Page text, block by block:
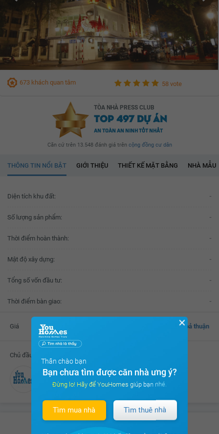
673 khách quan tâm 58 vote
TÒA NHÀ PRESS CLUB
TOP 497 DỰ ÁN
AN TOÀN AN NINH TỐT NHẤT
Căn cứ trên 13.548 đánh giá trên cộng đồng cư dân
THÔNG TIN NỔI BẬT GIỚI THIỆU THIẾT KẾ MẶT BẰNG NHÀ MẪU
Diện tích khu đất: -
Số lượng sản phẩm: -
Thời điểm hoàn thành: -
Mật độ xây dựng: -
Tổng số vốn đầu tư: -
Thời điểm bàn giao: -
Giá Thoả thuận
Chủ đầu tư
Đang cập nhật
✕
Thân chào bạn
Bạn chưa tìm được căn nhà ưng ý?
Đừng lo! Hãy để YouHomes giúp bạn nhé.
Tìm mua nhà Tìm thuê nhà